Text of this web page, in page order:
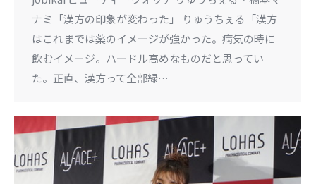
ナミ「漢方の印象が変わった」 りゅうちぇる「漢方
はこれまでは薬のイメージが強かった。病気の時に
飲むイメージ。ハードル高めなものだと思ってい
た。正直、漢方って全部緑…